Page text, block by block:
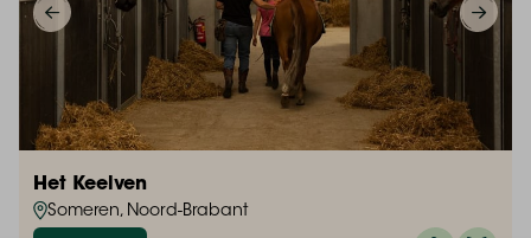
Het Keelven
Someren, Noord-Brabant